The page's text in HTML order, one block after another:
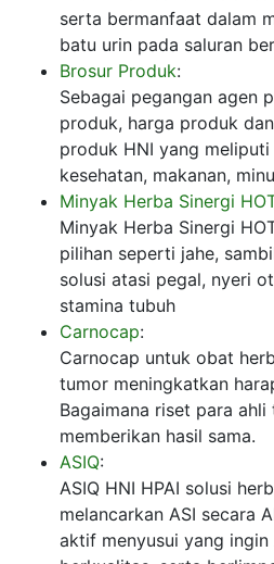
serta bermanfaat dalam
batu urin pada saluran
Brosur Produk:
Sebagai pegangan agen
produk, harga produk
produk HNI yang
kesehatan, makanan,
Minyak Herba Sinergi
Minyak Herba Sinergi
pilihan seperti jahe,
solusi atasi pegal, nyeri
stamina tubuh
Carnocap:
Carnocap untuk obat
tumor meningkatkan
Bagaimana riset para
memberikan hasil sama.
ASIQ:
ASIQ HNI HPAI solusi
melancarkan ASI secara
aktif menyusui yang ingin